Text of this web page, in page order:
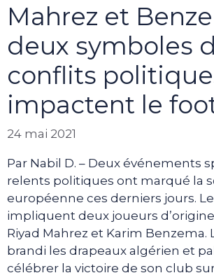
Mahrez et
deux symboles
conflits
impactent le
24 mai 2021
Par Nabil D. – Deux événements
relents politiques ont marqué la
européenne ces derniers jours.
impliquent deux joueurs
Riyad Mahrez et Karim Benzema.
brandi les drapeaux algérien et
célébrer la victoire de son club